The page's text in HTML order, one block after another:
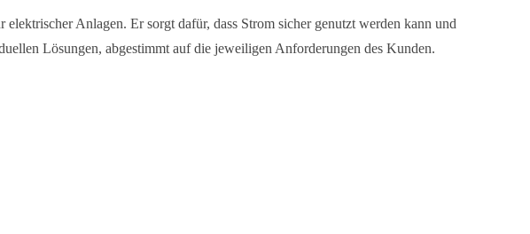
Anlagen. Er sorgt dafür, dass Strom sicher genutzt werden kann und
Lösungen, abgestimmt auf die jeweiligen Anforderungen des Kunden.